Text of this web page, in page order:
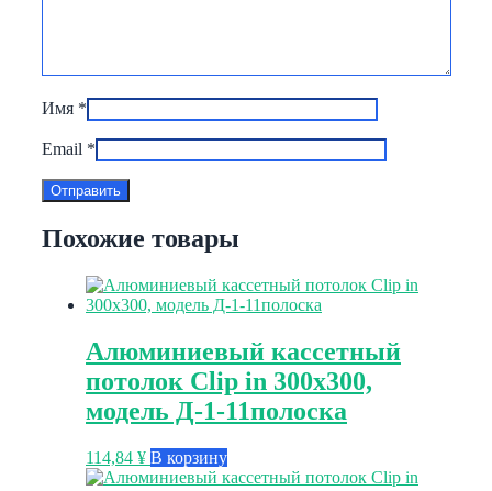
Имя *
Email *
Похожие товары
Алюминиевый кассетный
потолок Clip in 300х300,
модель Д-1-11полоска
114,84 ¥ В корзину